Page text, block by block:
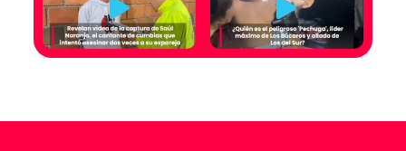
investigación no comenzó con la captura, sino con el
temor de un comerciante que empezó a recibir
mensajes y llamadas en las que le exigían dinero a